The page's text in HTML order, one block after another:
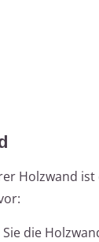
Holzwand
Sie die